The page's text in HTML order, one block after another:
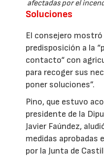
afectadas por el
Soluciones
El consejero mostró
predisposición a la
contacto“ con
para recoger sus
poner soluciones”.
Pino, que estuvo
presidente de la
Javier Faúndez,
medidas aprobadas
por la Junta de